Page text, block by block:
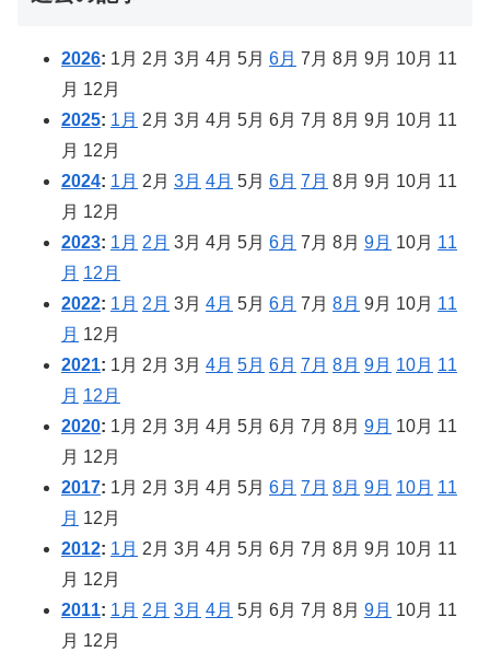
2026: 1月 2月 3月 4月 5月 6月 7月 8月 9月 10月 11
月 12月
2025: 1月 2月 3月 4月 5月 6月 7月 8月 9月 10月 11
月 12月
2024: 1月 2月 3月 4月 5月 6月 7月 8月 9月 10月 11
月 12月
2023: 1月 2月 3月 4月 5月 6月 7月 8月 9月 10月 11
月 12月
2022: 1月 2月 3月 4月 5月 6月 7月 8月 9月 10月 11
月 12月
2021: 1月 2月 3月 4月 5月 6月 7月 8月 9月 10月 11
月 12月
2020: 1月 2月 3月 4月 5月 6月 7月 8月 9月 10月 11
月 12月
2017: 1月 2月 3月 4月 5月 6月 7月 8月 9月 10月 11
月 12月
2012: 1月 2月 3月 4月 5月 6月 7月 8月 9月 10月 11
月 12月
2011: 1月 2月 3月 4月 5月 6月 7月 8月 9月 10月 11
月 12月